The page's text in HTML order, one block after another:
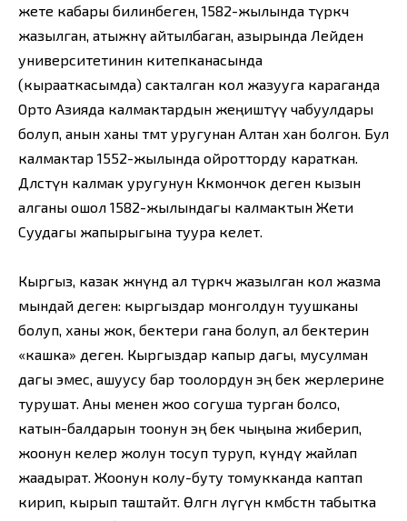
жете кабары билинбеген, 1582-жылында түркчө
жазылган, атыжөнү айтылбаган, азырында Лейден
университетинин китепканасында
(кырааткасымда) сакталган кол жазууга караганда
Орто Азияда калмактардын жеңиштүү чабуулдары
болуп, анын ханы төөмөт уругунан Алтан хан болгон. Бул
калмактар 1552-жылында ойротторду караткан.
Дөөлөстүн калмак уругунун Көкмончок деген кызын
алганы ошол 1582-жылындагы калмактын Жети
Суудагы жапырыгына туура келет.
Кыргыз, казак жөнүндө ал түркчө жазылган кол жазма
мындай деген: кыргыздар монголдун туушканы
болуп, ханы жок, бектери гана болуп, ал бектерин
«кашка» деген. Кыргыздар капыр дагы, мусулман
дагы эмес, ашуусу бар тоолордун эң бек жерлерине
турушат. Аны менен жоо согуша турган болсо,
катын-балдарын тоонун эң бек чыңына жиберип,
жоонун келер жолун тосуп туруп, күндү жайлап
жаадырат. Жоонун колу-буту томукканда каптап
кирип, кырып таштайт. Өлгөн өлүгүн көмбөстөн табытка